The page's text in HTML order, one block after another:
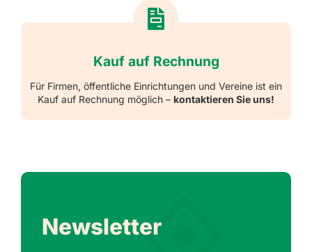
Kauf auf Rechnung
Für Firmen, öffentliche Einrichtungen und Vereine ist ein
Kauf auf Rechnung möglich – kontaktieren Sie uns!
Newsletter